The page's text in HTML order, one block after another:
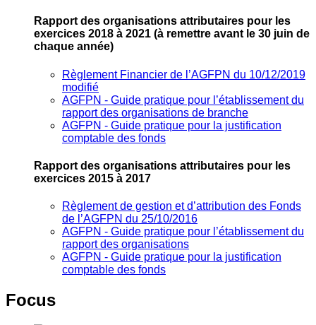
Rapport des organisations attributaires pour les
exercices 2018 à 2021 (à remettre avant le 30 juin de
chaque année)
Règlement Financier de l’AGFPN du 10/12/2019
modifié
AGFPN ‐ Guide pratique pour l’établissement du
rapport des organisations de branche
AGFPN ‐ Guide pratique pour la justification
comptable des fonds
Rapport des organisations attributaires pour les
exercices 2015 à 2017
Règlement de gestion et d’attribution des Fonds
de l’AGFPN du 25/10/2016
AGFPN ‐ Guide pratique pour l’établissement du
rapport des organisations
AGFPN ‐ Guide pratique pour la justification
comptable des fonds
Focus